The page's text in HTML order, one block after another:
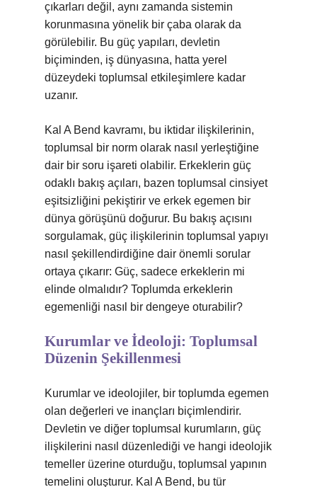
çıkarları değil, aynı zamanda sistemin
korunmasına yönelik bir çaba olarak da
görülebilir. Bu güç yapıları, devletin
biçiminden, iş dünyasına, hatta yerel
düzeydeki toplumsal etkileşimlere kadar
uzanır.
Kal A Bend kavramı, bu iktidar ilişkilerinin,
toplumsal bir norm olarak nasıl yerleştiğine
dair bir soru işareti olabilir. Erkeklerin güç
odaklı bakış açıları, bazen toplumsal cinsiyet
eşitsizliğini pekiştirir ve erkek egemen bir
dünya görüşünü doğurur. Bu bakış açısını
sorgulamak, güç ilişkilerinin toplumsal yapıyı
nasıl şekillendirdiğine dair önemli sorular
ortaya çıkarır: Güç, sadece erkeklerin mi
elinde olmalıdır? Toplumda erkeklerin
egemenliği nasıl bir dengeye oturabilir?
Kurumlar ve İdeoloji: Toplumsal
Düzenin Şekillenmesi
Kurumlar ve ideolojiler, bir toplumda egemen
olan değerleri ve inançları biçimlendirir.
Devletin ve diğer toplumsal kurumların, güç
ilişkilerini nasıl düzenlediği ve hangi ideolojik
temeller üzerine oturduğu, toplumsal yapının
temelini oluşturur. Kal A Bend, bu tür